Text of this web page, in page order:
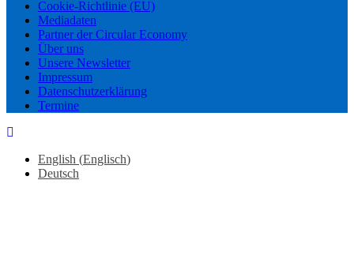
Cookie-Richtlinie (EU)
Mediadaten
Partner der Circular Economy
Über uns
Unsere Newsletter
Impressum
Datenschutzerklärung
Termine
English (Englisch)
Deutsch